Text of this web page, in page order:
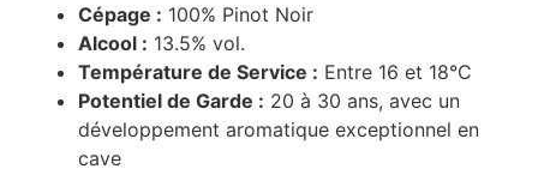
Cépage : 100% Pinot Noir
Alcool : 13.5% vol.
Température de Service : Entre 16 et 18°C
Potentiel de Garde : 20 à 30 ans, avec un
développement aromatique exceptionnel en
cave